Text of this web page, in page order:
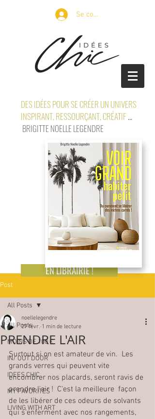
Se connecter
DES IDÉES POUR SE CRÉER UN UNIVERS
INSPIRANT, RESSOURÇANT, CRÉATIF ...
BRIGITTE NOELLE LEGENDRE
EN LIBRAIRIE !
Post
All Posts
MOINS DE 100 €
IN/ OUT DOOR
IDEES CHIC
MY FAVORITES
LIVING WITH ART
All Posts
PRENDRE L'AIR
noellelegendre
27 févr. 1 min de lecture
Surtout si on est amateur de vin.  Les
grands verres qui peuvent vite
encombrer nos placards, seront ravis de
prendre l'air !  C'est la meilleure  façon
de les libérer de ces odeurs de solvants
qui s'enferment avec nos rangements,